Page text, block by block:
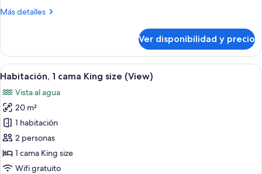
King
Más detalles
Más
1
cama
King
Ver disponibilidad y precio
Ver
todas
las
fotos
de
Habitación,
1
cama
Habitación de hotel moderna con
20
Habitación, 1 cama King size (View)
Vista al agua
20 m²
1 habitación
2 personas
1 cama King size
Wifi gratuito